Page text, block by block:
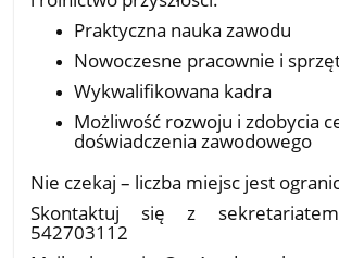
Praktyczna nauka zawodu
Nowoczesne pracownie i
Wykwalifikowana kadra
Możliwość rozwoju i zdobycia
doświadczenia zawodowego
Nie czekaj – liczba miejsc jest
Skontaktuj się z
542703112